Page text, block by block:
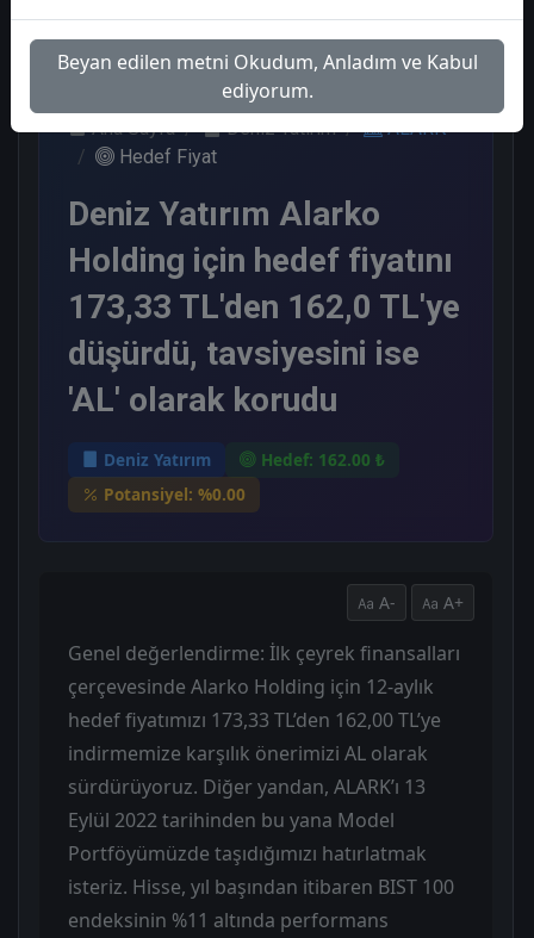
Ana Sayfa Deniz Yatırım
ALARK
Hedef Fiyat
Deniz Yatırım Alarko
Holding için hedef fiyatını
173,33 TL'den 162,0 TL'ye
düşürdü, tavsiyesini ise
'AL' olarak korudu
Deniz Yatırım
Hedef: 162.00 ₺
Potansiyel: %0.00
A- A+
Genel değerlendirme: İlk çeyrek finansalları
çerçevesinde Alarko Holding için 12-aylık
hedef fiyatımızı 173,33 TL’den 162,00 TL’ye
indirmemize karşılık önerimizi AL olarak
sürdürüyoruz. Diğer yandan, ALARK’ı 13
Eylül 2022 tarihinden bu yana Model
Portföyümüzde taşıdığımızı hatırlatmak
isteriz. Hisse, yıl başından itibaren BIST 100
endeksinin %11 altında performans
Beyan edilen metni Okudum, Anladım ve Kabul
ediyorum.